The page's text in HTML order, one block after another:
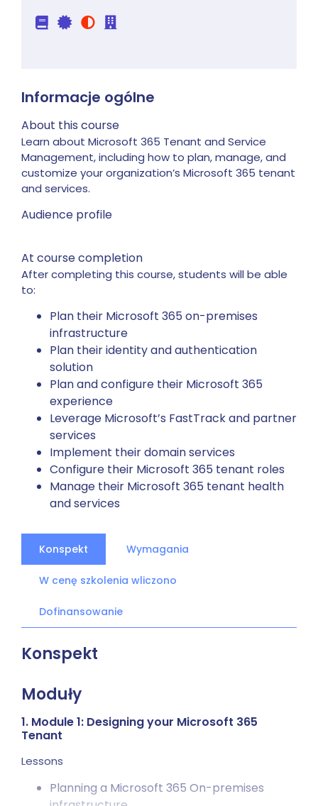
Informacje ogólne
About this course
Learn about Microsoft 365 Tenant and Service
Management, including how to plan, manage, and
customize your organization’s Microsoft 365 tenant
and services.
Audience profile
At course completion
After completing this course, students will be able
to:
Plan their Microsoft 365 on-premises
infrastructure
Plan their identity and authentication
solution
Plan and configure their Microsoft 365
experience
Leverage Microsoft’s FastTrack and partner
services
Implement their domain services
Configure their Microsoft 365 tenant roles
Manage their Microsoft 365 tenant health
and services
Konspekt Wymagania
W cenę szkolenia wliczono
Dofinansowanie
Konspekt
Moduły
1. Module 1: Designing your Microsoft 365
Tenant
Lessons
Planning a Microsoft 365 On-premises